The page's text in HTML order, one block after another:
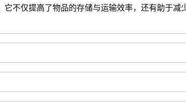
不仅提高了物品的存储与运输效率，还有助于